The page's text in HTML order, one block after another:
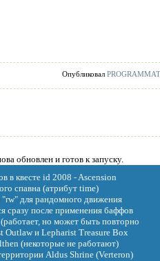
Опубликовал
обновлен и готов к запуску.
в квесте id 2008 - Ascension
спавна (атрибут time)
для рандомного движения
сразу после применения баффов
но может быть повторно
Outlaw и Lepharist Treasure Box
(некоторые не работают)
Aldus Shrine (Verteron)